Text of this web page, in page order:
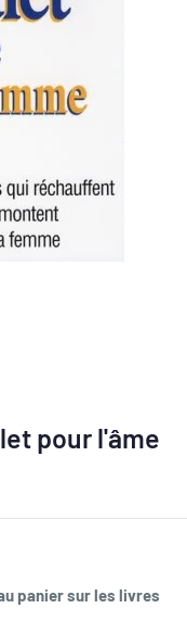
pour l'âme
panier sur les livres